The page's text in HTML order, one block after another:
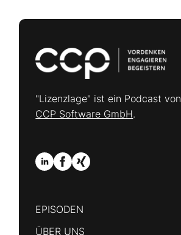
"Lizenzlage" ist ein Podcast von
CCP Software GmbH.
EPISODEN
ÜBER UNS